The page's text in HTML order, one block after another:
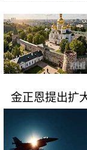
金正恩提出扩